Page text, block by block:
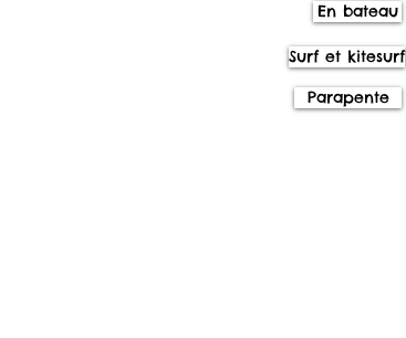
En bateau
Surf et kitesurf
Parapente